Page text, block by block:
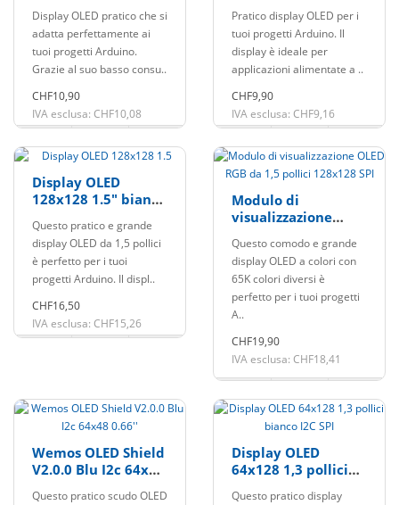
Display OLED pratico che si
adatta perfettamente ai
tuoi progetti Arduino.
Grazie al suo basso consu..
CHF10,90
IVA esclusa: CHF10,08
Pratico display OLED per i
tuoi progetti Arduino. Il
display è ideale per
applicazioni alimentate a ..
CHF9,90
IVA esclusa: CHF9,16
Display OLED
128x128 1.5" bianco
Questo pratico e grande
display OLED da 1,5 pollici
è perfetto per i tuoi
progetti Arduino. Il displ..
CHF16,50
IVA esclusa: CHF15,26
Modulo di
visualizzazione
pollici 128x128 SPI
Questo comodo e grande
display OLED a colori con
65K colori diversi è
perfetto per i tuoi progetti
A..
CHF19,90
IVA esclusa: CHF18,41
Wemos OLED Shield
V2.0.0 Blu I2c 64x48
Questo pratico scudo OLED
Display OLED
64x128 1,3 pollici
Questo pratico display